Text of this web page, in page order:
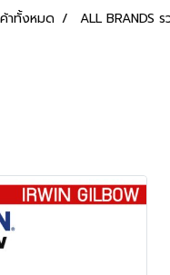
าทั้งหมด ALL BRANDS